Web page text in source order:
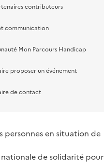
contributeurs
communication
Mon Parcours Handicap
proposer un événement
de contact
personnes en situation de
de solidarité pour